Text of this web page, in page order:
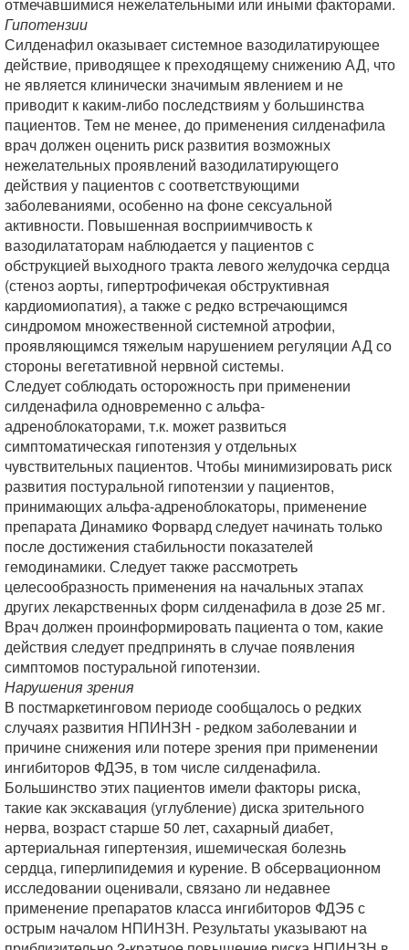
Гипотензии
Силденафил оказывает системное вазодилатирующее
действие, приводящее к преходящему снижению АД, что
не является клинически значимым явлением и не
приводит к каким-либо последствиям у большинства
пациентов. Тем не менее, до применения силденафила
врач должен оценить риск развития возможных
нежелательных проявлений вазодилатирующего
действия у пациентов с соответствующими
заболеваниями, особенно на фоне сексуальной
активности. Повышенная восприимчивость к
вазодилататорам наблюдается у пациентов с
обструкцией выходного тракта левого желудочка сердца
(стеноз аорты, гипертрофичекая обструктивная
кардиомиопатия), а также с редко встречающимся
синдромом множественной системной атрофии,
проявляющимся тяжелым нарушением регуляции АД со
стороны вегетативной нервной системы.
Следует соблюдать осторожность при применении
силденафила одновременно с альфа-
адреноблокаторами, т.к. может развиться
симптоматическая гипотензия у отдельных
чувствительных пациентов. Чтобы минимизировать риск
развития постуральной гипотензии у пациентов,
принимающих альфа-адреноблокаторы, применение
препарата Динамико Форвард следует начинать только
после достижения стабильности показателей
гемодинамики. Следует также рассмотреть
целесообразность применения на начальных этапах
других лекарственных форм силденафила в дозе 25 мг.
Врач должен проинформировать пациента о том, какие
действия следует предпринять в случае появления
симптомов постуральной гипотензии.
Нарушения зрения
В постмаркетинговом периоде сообщалось о редких
случаях развития НПИНЗН - редком заболевании и
причине снижения или потере зрения при применении
ингибиторов ФДЭ5, в том числе силденафила.
Большинство этих пациентов имели факторы риска,
такие как экскавация (углубление) диска зрительного
нерва, возраст старше 50 лет, сахарный диабет,
артериальная гипертензия, ишемическая болезнь
сердца, гиперлипидемия и курение. В обсервационном
исследовании оценивали, связано ли недавнее
применение препаратов класса ингибиторов ФДЭ5 с
острым началом НПИНЗН. Результаты указывают на